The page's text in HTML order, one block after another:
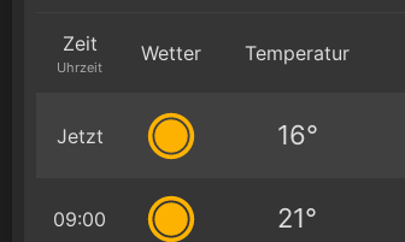
Zeit
Uhrzeit
Wetter Temperatur
Jetzt 16°
09:00 21°